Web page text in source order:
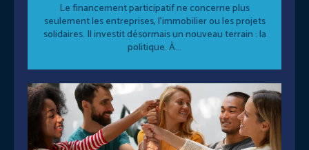
Le financement participatif ne concerne plus
seulement les entreprises, l’immobilier ou les projets
solidaires. Il investit désormais un nouveau terrain : la
politique. À...